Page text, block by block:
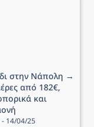
στην Νάπολη →
από 182€,
και
14/04/25